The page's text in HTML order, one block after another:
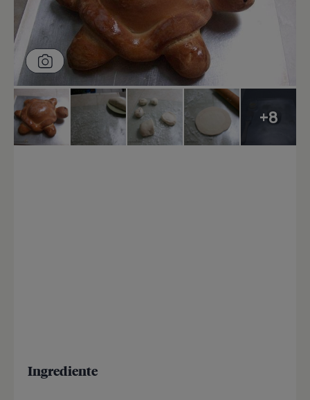
+8
Ingrediente